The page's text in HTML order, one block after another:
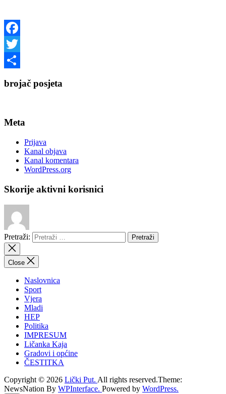
Facebook
Twitter
brojač posjeta
Meta
Prijava
Kanal objava
Kanal komentara
WordPress.org
Skorije aktivni korisnici
Pretraži:
Close
Naslovnica
Sport
Vjera
Mladi
HEP
Politika
IMPRESUM
Ličanka Kaja
Gradovi i općine
ČESTITKA
Copyright © 2026 Lički Put. All rights reserved.Theme:
NewsNation By WPInterface. Powered by WordPress.